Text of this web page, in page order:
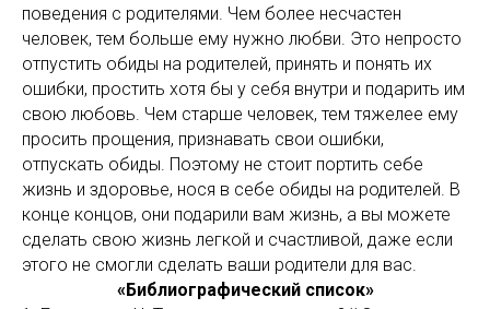
поведения с родителями. Чем более несчастен
человек, тем больше ему нужно любви. Это непросто
отпустить обиды на родителей, принять и понять их
ошибки, простить хотя бы у себя внутри и подарить им
свою любовь. Чем старше человек, тем тяжелее ему
просить прощения, признавать свои ошибки,
отпускать обиды. Поэтому не стоит портить себе
жизнь и здоровье, нося в себе обиды на родителей. В
конце концов, они подарили вам жизнь, а вы можете
сделать свою жизнь легкой и счастливой, даже если
этого не смогли сделать ваши родители для вас.
«Библиографический список»